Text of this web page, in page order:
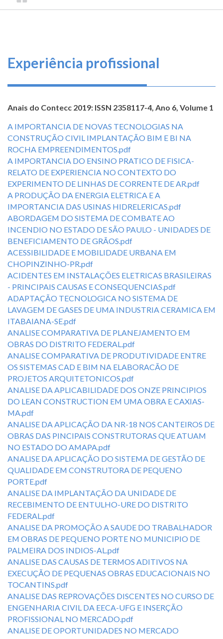
O
Conosco
Transparência
e
Prestação
de
Contas
TRILHA
CONSELHO
FEDERAL
Experiência profissional
Anais do Contecc 2019: ISSN 2358117-4, Ano 6, Volume 1
A IMPORTANCIA DE NOVAS TECNOLOGIAS NA
CONSTRUÇÃO CIVIL IMPLANTAÇÃO BIM E BI NA
ROCHA EMPREENDIMENTOS.pdf
A IMPORTANCIA DO ENSINO PRATICO DE FISICA-
RELATO DE EXPERIENCIA NO CONTEXTO DO
EXPERIMENTO DE LINHAS DE CORRENTE DE AR.pdf
A PRODUÇÃO DA ENERGIA ELETRICA E A
IMPORTANCIA DAS USINAS HIDRELERICAS.pdf
ABORDAGEM DO SISTEMA DE COMBATE AO
INCENDIO NO ESTADO DE SÃO PAULO - UNIDADES DE
BENEFICIAMENTO DE GRÃOS.pdf
ACESSIBILIDADE E MOBILIDADE URBANA EM
CHOPINZINHO-PR.pdf
ACIDENTES EM INSTALAÇÕES ELETRICAS BRASILEIRAS
- PRINCIPAIS CAUSAS E CONSEQUENCIAS.pdf
ADAPTAÇÃO TECNOLOGICA NO SISTEMA DE
LAVAGEM DE GASES DE UMA INDUSTRIA CERAMICA EM
ITABAIANA-SE.pdf
ANALISE COMPARATIVA DE PLANEJAMENTO EM
OBRAS DO DISTRITO FEDERAL.pdf
ANALISE COMPARATIVA DE PRODUTIVIDADE ENTRE
OS SISTEMAS CAD E BIM NA ELABORACÃO DE
PROJETOS ARQUITETONICOS.pdf
ANALISE DA APLICABILIDADE DOS ONZE PRINCIPIOS
DO LEAN CONSTRUCTION EM UMA OBRA E CAXIAS-
MA.pdf
ANALISE DA APLICAÇÃO DA NR-18 NOS CANTEIROS DE
OBRAS DAS PINCIPAIS CONSTRUTORAS QUE ATUAM
NO ESTADO DO AMAPA.pdf
ANALISE DA APLICAÇÃO DO SISTEMA DE GESTÃO DE
QUALIDADE EM CONSTRUTORA DE PEQUENO
PORTE.pdf
ANALISE DA IMPLANTAÇÃO DA UNIDADE DE
RECEBIMENTO DE ENTULHO-URE DO DISTRITO
FEDERAL.pdf
ANALISE DA PROMOÇÃO A SAUDE DO TRABALHADOR
EM OBRAS DE PEQUENO PORTE NO MUNICIPIO DE
PALMEIRA DOS INDIOS-AL.pdf
ANALISE DAS CAUSAS DE TERMOS ADITIVOS NA
EXECUÇÃO DE PEQUENAS OBRAS EDUCACIONAIS NO
TOCANTINS.pdf
ANALISE DAS REPROVAÇÕES DISCENTES NO CURSO DE
ENGENHARIA CIVIL DA EECA-UFG E INSERÇÃO
PROFISSIONAL NO MERCADO.pdf
ANALISE DE OPORTUNIDADES NO MERCADO